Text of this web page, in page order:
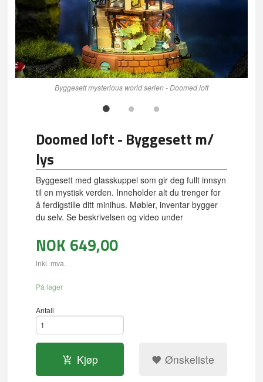
Byggesett mysterious world serien - Doomed loft
Doomed loft - Byggesett m/
lys
Byggesett med glasskuppel som gir deg fullt innsyn
til en mystisk verden. Inneholder alt du trenger for
å ferdigstille ditt minihus. Møbler, inventar bygger
du selv. Se beskrivelsen og video under
NOK 649,00
inkl. mva.
På lager
Antall
Kjøp Ønskeliste